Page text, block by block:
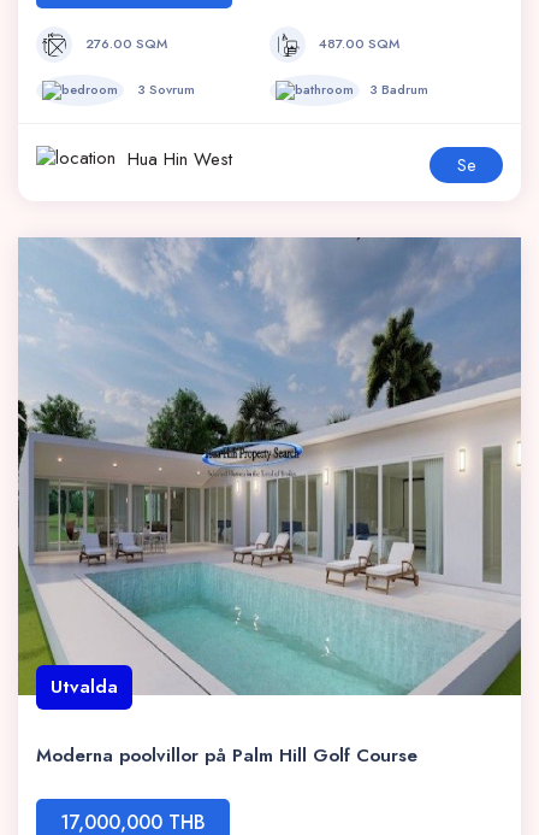
276.00 SQM 487.00 SQM
3 Sovrum 3 Badrum
Hua Hin West Se
Utvalda
Moderna poolvillor på Palm Hill Golf Course
17,000,000 THB